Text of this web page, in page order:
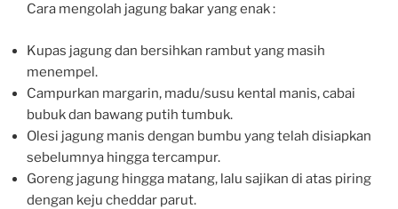
Cara mengolah jagung bakar yang enak :
Kupas jagung dan bersihkan rambut yang masih
menempel.
Campurkan margarin, madu/susu kental manis, cabai
bubuk dan bawang putih tumbuk.
Olesi jagung manis dengan bumbu yang telah disiapkan
sebelumnya hingga tercampur.
Goreng jagung hingga matang, lalu sajikan di atas piring
dengan keju cheddar parut.